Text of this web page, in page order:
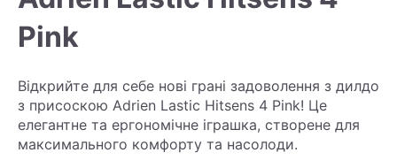
Pink
Відкрийте для себе нові грані задоволення з дилдо
з присоскою Adrien Lastic Hitsens 4 Pink! Це
елегантне та ергономічне іграшка, створене для
максимального комфорту та насолоди.